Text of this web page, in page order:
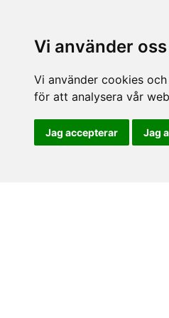
Vi använder
Vi använder cookies
för att analysera vår
Jag accepterar Jag